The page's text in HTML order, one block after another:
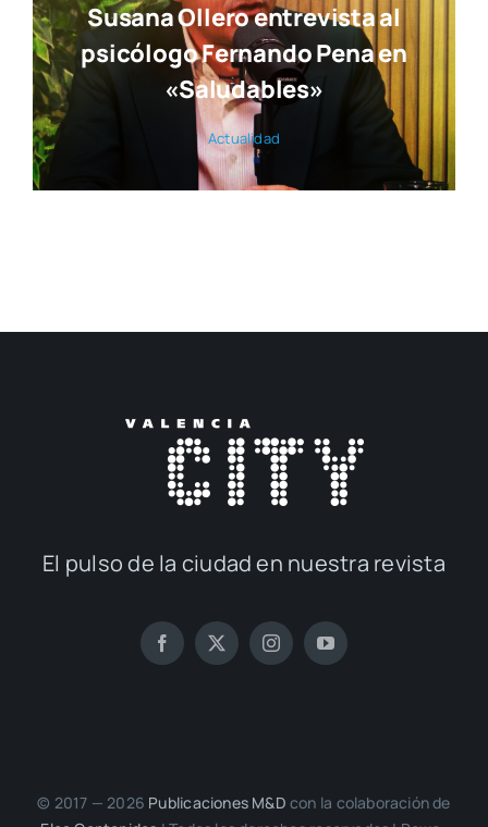
Susana Ollero entrevista al
psicólogo Fernando Pena en
«Saludables»
Actua­li­dad
El pul­so de la ciu­dad en nues­tra revis­ta
© 2017 — 2026 Publi­ca­cio­nes M&D con la cola­bo­ra­ción de